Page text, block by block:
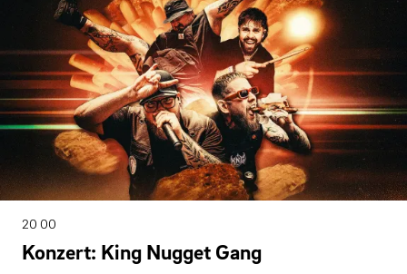
20 00
Konzert: King Nugget Gang